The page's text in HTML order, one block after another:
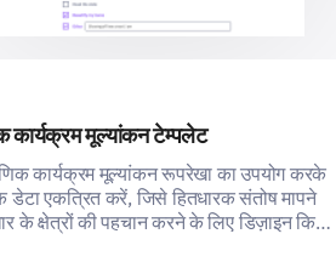
कार्यक्रम मूल्यांकन टेम्पलेट
कार्यक्रम मूल्यांकन रूपरेखा का उपयोग करके
एकत्रित करें, जिसे हितधारक संतोष मापने
के क्षेत्रों की पहचान करने के लिए डिज़ाइन किया